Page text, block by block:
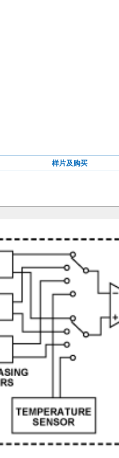
样片及购买